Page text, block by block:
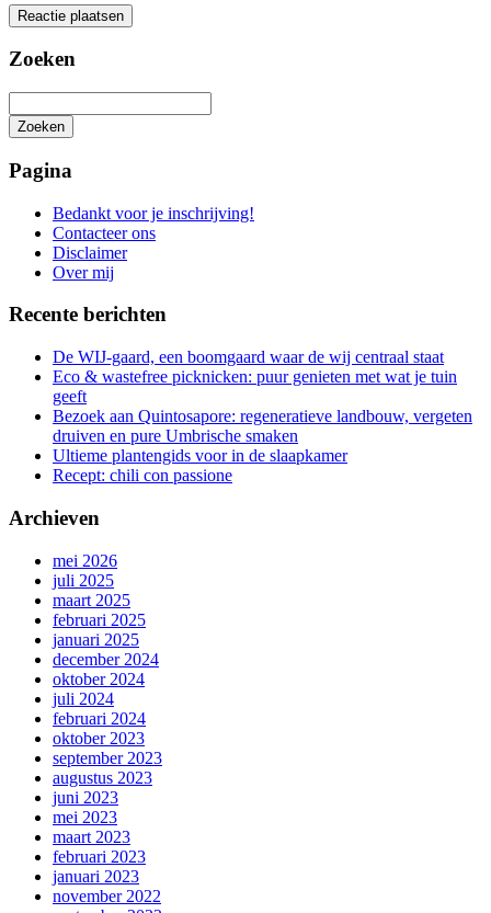
Zoeken
Zoeken
zoeken
Pagina
Bedankt voor je inschrijving!
Contacteer ons
Disclaimer
Over mij
Recente berichten
De WIJ-gaard, een boomgaard waar de wij centraal staat
Eco & wastefree picknicken: puur genieten met wat je tuin
geeft
Bezoek aan Quintosapore: regeneratieve landbouw, vergeten
druiven en pure Umbrische smaken
Ultieme plantengids voor in de slaapkamer
Recept: chili con passione
Archieven
mei 2026
juli 2025
maart 2025
februari 2025
januari 2025
december 2024
oktober 2024
juli 2024
februari 2024
oktober 2023
september 2023
augustus 2023
juni 2023
mei 2023
maart 2023
februari 2023
januari 2023
november 2022